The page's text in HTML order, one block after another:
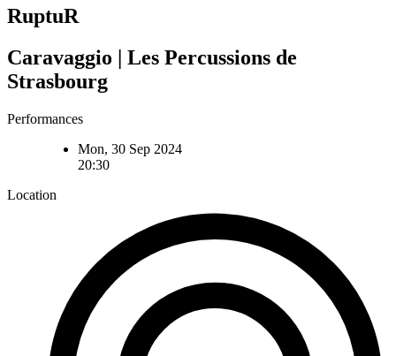
RuptuR
Caravaggio | Les Percussions de
Strasbourg
Performances
Mon, 30 Sep 2024
20:30
Location